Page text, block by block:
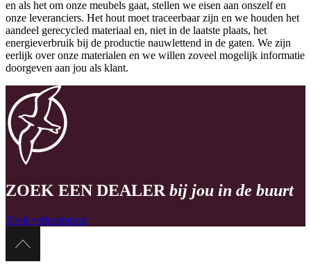
en als het om onze meubels gaat, stellen we eisen aan onszelf en
onze leveranciers. Het hout moet traceerbaar zijn en we houden het
aandeel gerecycled materiaal en, niet in de laatste plaats, het
energieverbruik bij de productie nauwlettend in de gaten. We zijn
eerlijk over onze materialen en we willen zoveel mogelijk informatie
doorgeven aan jou als klant.
ZOEK EEN DEALER bij jou in de buurt
Zoek verkooppunt